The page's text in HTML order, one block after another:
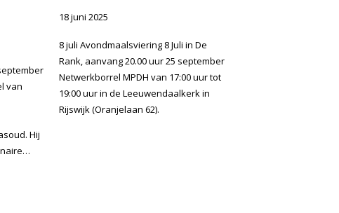
van
Hij
18 juni 2025
8 juli Avondmaalsviering 8 Juli in De
Rank, aanvang 20.00 uur 25 september
Netwerkborrel MPDH van 17:00 uur tot
19:00 uur in de Leeuwendaalkerk in
Rijswijk (Oranjelaan 62).